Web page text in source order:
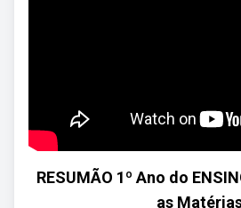
RESUMÃO 1º Ano do
as